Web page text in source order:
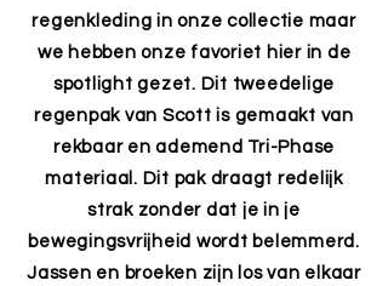
regenkleding in onze collectie maar
we hebben onze favoriet hier in de
spotlight gezet. Dit tweedelige
regenpak van Scott is gemaakt van
rekbaar en ademend Tri-Phase
materiaal. Dit pak draagt redelijk
strak zonder dat je in je
bewegingsvrijheid wordt belemmerd.
Jassen en broeken zijn los van elkaar